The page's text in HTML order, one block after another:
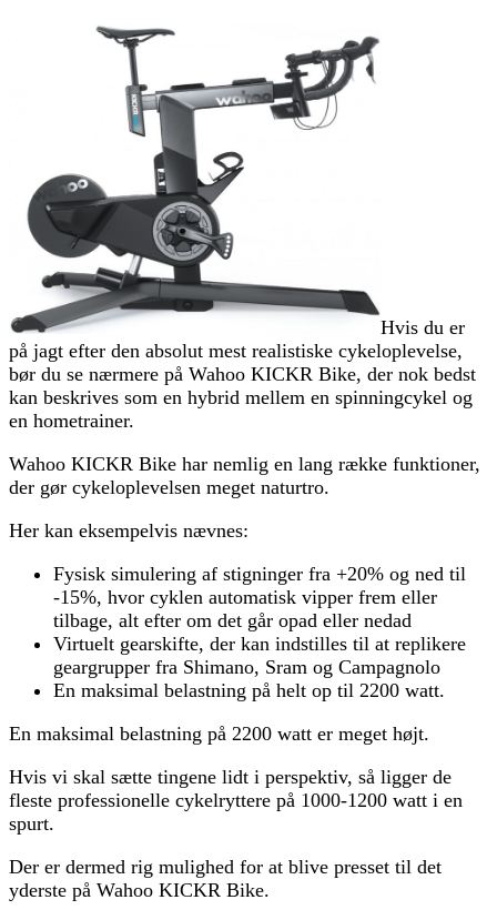
Hvis du er
på jagt efter den absolut mest realistiske cykeloplevelse,
bør du se nærmere på Wahoo KICKR Bike, der nok bedst
kan beskrives som en hybrid mellem en spinningcykel og
en hometrainer.
Wahoo KICKR Bike har nemlig en lang række funktioner,
der gør cykeloplevelsen meget naturtro.
Her kan eksempelvis nævnes:
Fysisk simulering af stigninger fra +20% og ned til
-15%, hvor cyklen automatisk vipper frem eller
tilbage, alt efter om det går opad eller nedad
Virtuelt gearskifte, der kan indstilles til at replikere
geargrupper fra Shimano, Sram og Campagnolo
En maksimal belastning på helt op til 2200 watt.
En maksimal belastning på 2200 watt er meget højt.
Hvis vi skal sætte tingene lidt i perspektiv, så ligger de
fleste professionelle cykelryttere på 1000-1200 watt i en
spurt.
Der er dermed rig mulighed for at blive presset til det
yderste på Wahoo KICKR Bike.